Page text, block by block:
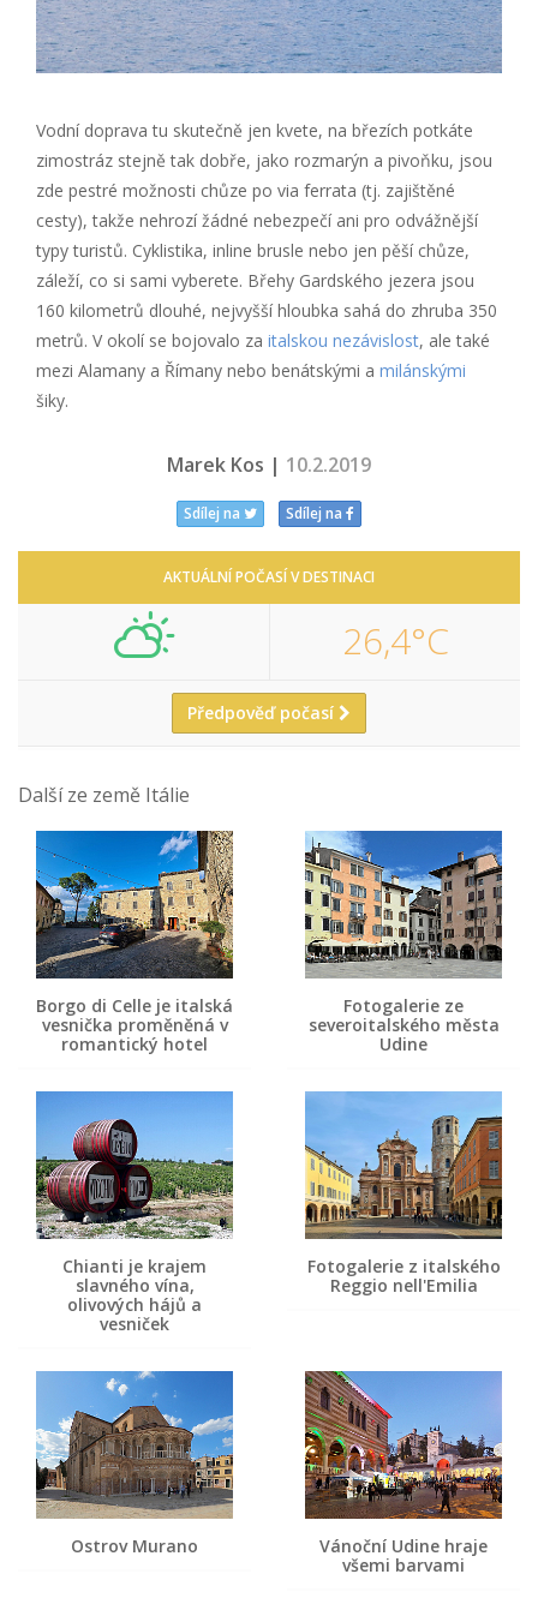
Vodní doprava tu skutečně jen kvete, na březích potkáte
zimostráz stejně tak dobře, jako rozmarýn a pivoňku, jsou
zde pestré možnosti chůze po via ferrata (tj. zajištěné
cesty), takže nehrozí žádné nebezpečí ani pro odvážnější
typy turistů. Cyklistika, inline brusle nebo jen pěší chůze,
záleží, co si sami vyberete. Břehy Gardského jezera jsou
160 kilometrů dlouhé, nejvyšší hloubka sahá do zhruba 350
metrů. V okolí se bojovalo za italskou nezávislost, ale také
mezi Alamany a Římany nebo benátskými a milánskými
šiky.
Marek Kos | 10.2.2019
Sdílej na Sdílej na
AKTUÁLNÍ POČASÍ V DESTINACI
26,4°C
Předpověď počasí
Další ze země Itálie
Borgo di Celle je italská
vesnička proměněná v
romantický hotel
Fotogalerie ze
severoitalského města
Udine
Chianti je krajem
slavného vína,
olivových hájů a
vesniček
Fotogalerie z italského
Reggio nell'Emilia
Ostrov Murano
Vánoční Udine hraje
všemi barvami